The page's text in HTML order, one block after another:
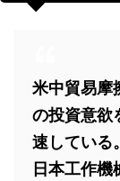
米中貿易摩
の投資意欲
速している。
日本工作